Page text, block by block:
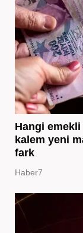
Hangi
kalem yeni
fark
Haber7